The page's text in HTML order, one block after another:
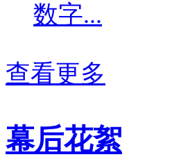
数字...
查看更多
幕后花絮